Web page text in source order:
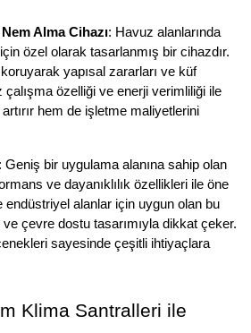
Alma Cihazı: Havuz alanlarında
özel olarak tasarlanmış bir cihazdır.
yapısal zararları ve küf
özelliği ve enerji verimliliği ile
hem de işletme maliyetlerini
: Geniş bir uygulama alanına sahip olan
ve dayanıklılık özellikleri ile öne
endüstriyel alanlar için uygun olan bu
çevre dostu tasarımıyla dikkat çeker.
sayesinde çeşitli ihtiyaçlara
Klima Santralleri ile